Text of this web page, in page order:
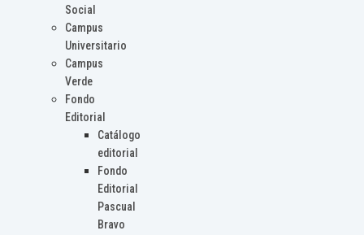
Social
Campus
Universitario
Campus
Verde
Fondo
Editorial
Catálogo
editorial
Fondo
Editorial
Pascual
Bravo